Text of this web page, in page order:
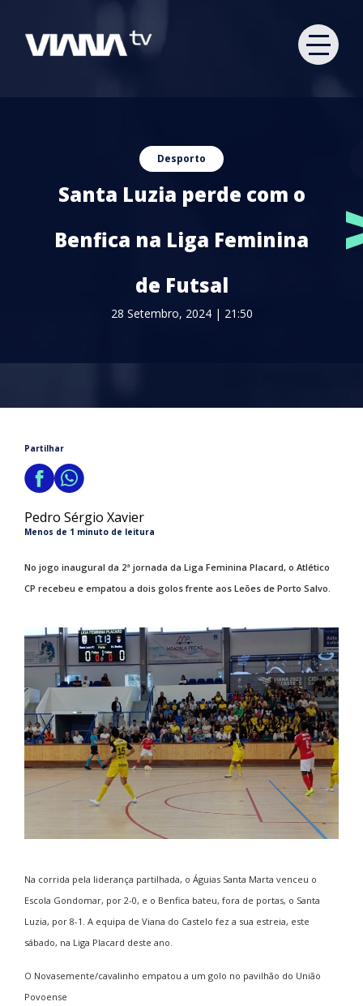
Desporto
Santa Luzia perde com o
Benfica na Liga Feminina
de Futsal
28 Setembro, 2024 | 21:50
Partilhar
Pedro Sérgio Xavier
Menos de 1 minuto de leitura
No jogo inaugural da 2ª jornada da Liga Feminina Placard, o Atlético
CP recebeu e empatou a dois golos frente aos Leões de Porto Salvo.
Na corrida pela liderança partilhada, o Águias Santa Marta venceu o
Escola Gondomar, por 2-0, e o Benfica bateu, fora de portas, o Santa
Luzia, por 8-1. A equipa de Viana do Castelo fez a sua estreia, este
sábado, na Liga Placard deste ano.
O Novasemente/cavalinho empatou a um golo no pavilhão do União
Povoense